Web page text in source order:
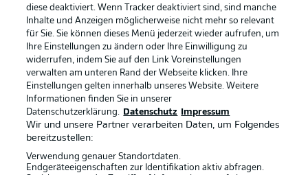
Datenschutz Nutzungsbedingungen
Broadcaster Kontakt
Jobs Impressum
Partner Spieler
Liveticker
diese deaktiviert. Wenn Tracker deaktiviert sind, sind manche
Inhalte und Anzeigen möglicherweise nicht mehr so relevant
für Sie. Sie können dieses Menü jederzeit wieder aufrufen, um
Ihre Einstellungen zu ändern oder Ihre Einwilligung zu
widerrufen, indem Sie auf den Link Voreinstellungen
verwalten am unteren Rand der Webseite klicken. Ihre
Einstellungen gelten innerhalb unseres Website. Weitere
Informationen finden Sie in unserer
Datenschutzerklärung.
Datenschutz Impressum
Wir und unsere Partner verarbeiten Daten, um Folgendes
bereitzustellen:
Verwendung genauer Standortdaten.
Endgeräteeigenschaften zur Identifikation aktiv abfragen.